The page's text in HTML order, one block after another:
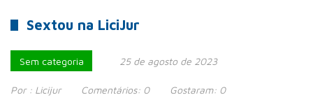
Sextou na LiciJur
Sem categoria 25 de agosto de 2023
Por : Licijur Comentários: 0 Gostaram: 0